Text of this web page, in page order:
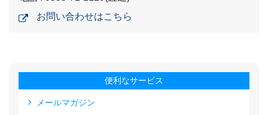
お問い合わせはこちら
便利なサービス
メールマガジン